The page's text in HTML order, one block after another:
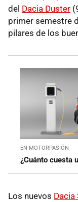
del Dacia Duster
primer semestre
pilares de los
EN MOTORPASIÓN
¿Cuánto cuesta
Los nuevos Dacia